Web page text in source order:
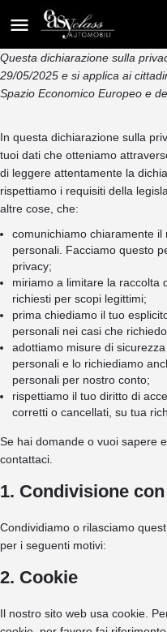
Questa dichiarazione sulla
29/05/2025 e si applica ai
Spazio Economico Europeo e
In questa dichiarazione sulla
tuoi dati che otteniamo
di leggere attentamente la
rispettiamo i requisiti della
altre cose, che:
comunichiamo chiaramente
personali. Facciamo questo
privacy;
miriamo a limitare la raccolta
richiesti per scopi legittimi;
prima chiediamo il tuo
personali nei casi che
adottiamo misure di
personali e lo richiediamo
personali per nostro conto;
rispettiamo il tuo diritto di
corretti o cancellati, su tua
Se hai domande o vuoi sapere
contattaci.
1. Condivisione
Condividiamo o rilasciamo
per i seguenti motivi:
2. Cookie
Il nostro sito web usa cookie.